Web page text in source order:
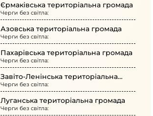
Єрмаківська територіальна громада
Черги без світла:
Азовська територіальна громада
Черги без світла:
Пахарівська територіальна громада
Черги без світла:
Завіто-Ленінська територіальна
громада
Черги без світла:
Луганська територіальна громада
Черги без світла: